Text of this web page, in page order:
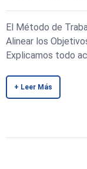
El Método de
Alinear los
Explicamos todo
+ Leer Más